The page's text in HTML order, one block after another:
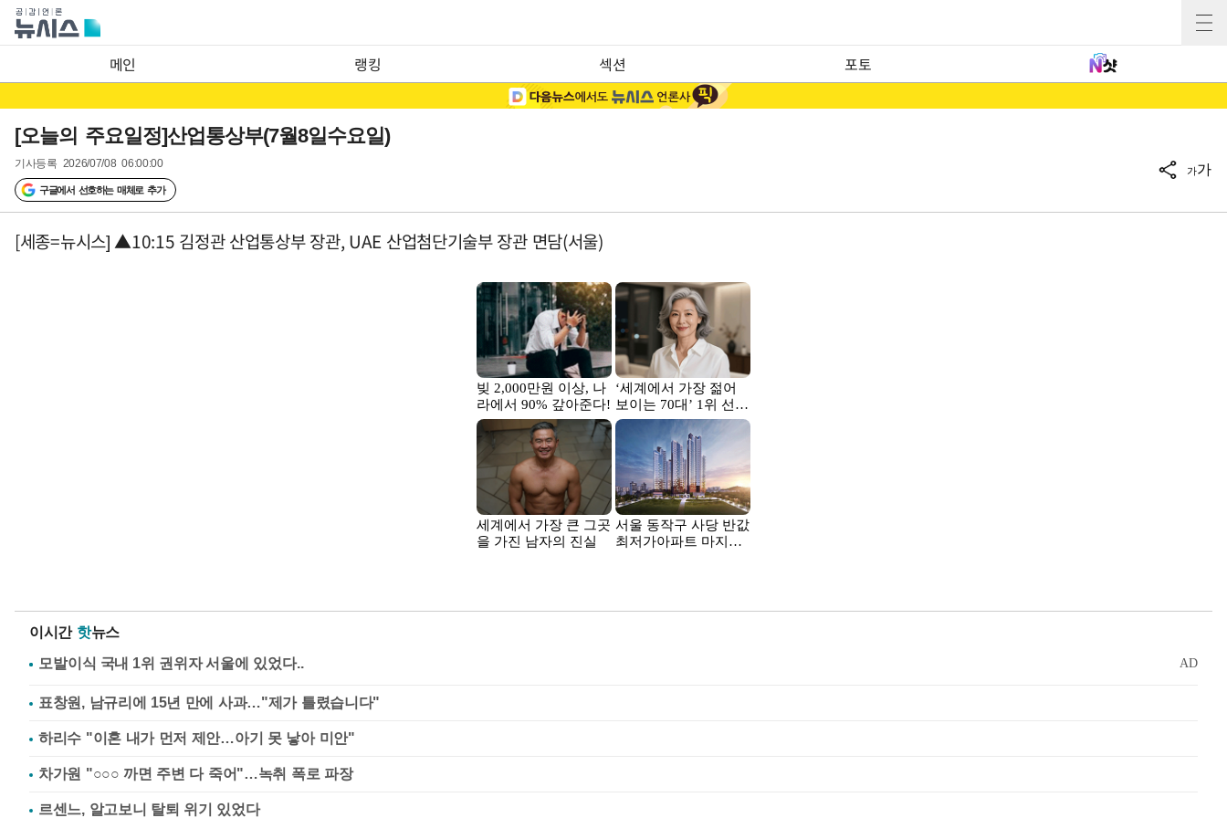
메인 랭킹 섹션 포토
[오늘의 주요일정]산업통상부(7월8일수요일)
기사등록 2026/07/08 06:00:00
구글에서 선호하는 매체로 추가
가가
[세종=뉴시스] ▲10:15 김정관 산업통상부 장관, UAE 산업첨단기술부 장관 면담(서울)
이시간 핫뉴스
표창원, 남규리에 15년 만에 사과…"제가 틀렸습니다"
하리수 "이혼 내가 먼저 제안…아기 못 낳아 미안"
차가원 "○○○ 까면 주변 다 죽어"…녹취 폭로 파장
르센느, 알고보니 탈퇴 위기 있었다